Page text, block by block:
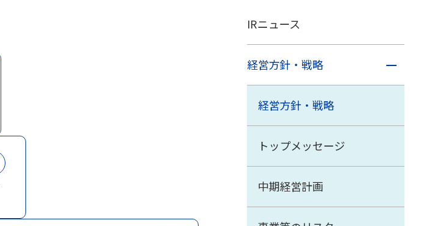
IRニュース
経営方針・戦略
経営方針・戦略
トップメッセージ
中期経営計画